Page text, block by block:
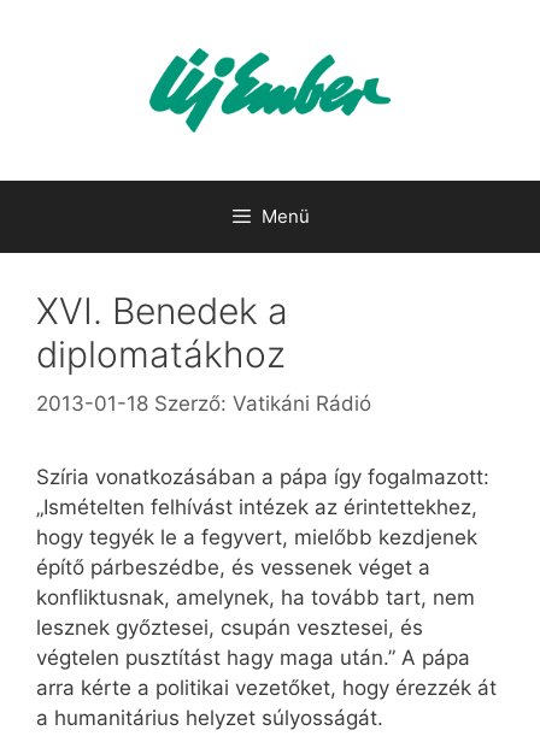
Menü
XVI. Benedek a
diplomatákhoz
2013-01-18 Szerző: Vatikáni Rádió
Szíria vonatkozásában a pápa így fogalmazott:
„Ismételten felhívást intézek az érintettekhez,
hogy tegyék le a fegyvert, mielőbb kezdjenek
építő párbeszédbe, és vessenek véget a
konfliktusnak, amelynek, ha tovább tart, nem
lesznek győztesei, csupán vesztesei, és
végtelen pusztítást hagy maga után.” A pápa
arra kérte a politikai vezetőket, hogy érezzék át
a humanitárius helyzet súlyosságát.